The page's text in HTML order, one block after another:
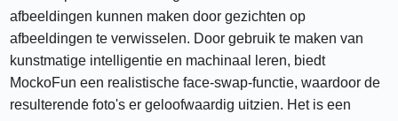
afbeeldingen kunnen maken door gezichten op
afbeeldingen te verwisselen. Door gebruik te maken van
kunstmatige intelligentie en machinaal leren, biedt
MockoFun een realistische face-swap-functie, waardoor de
resulterende foto's er geloofwaardig uitzien. Het is een